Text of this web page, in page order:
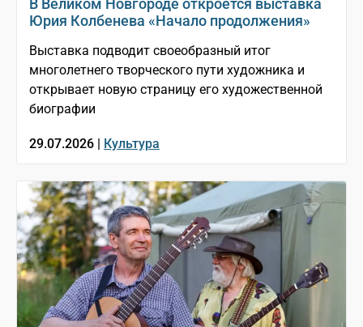
В Великом Новгороде откроется выставка
Юрия Колбенева «Начало продолжения»
Выставка подводит своеобразный итог
многолетнего творческого пути художника и
открывает новую страницу его художественной
биографии
29.07.2026 | Культура